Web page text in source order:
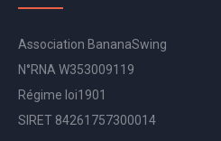
Association BananaSwing
N°RNA W353009119
Régime loi1901
SIRET 84261757300014